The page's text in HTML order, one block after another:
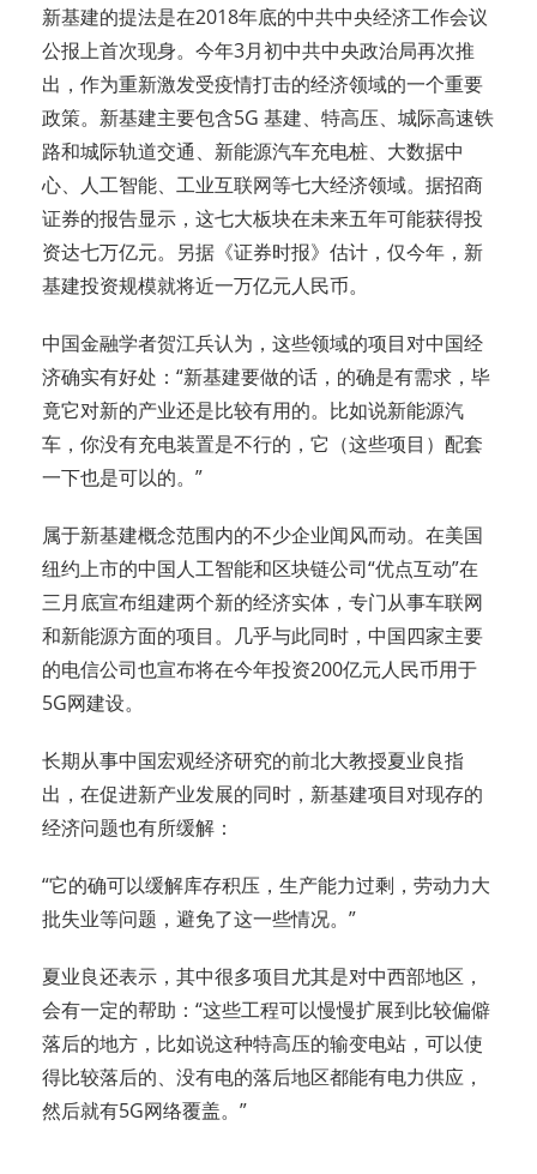
新基建的提法是在2018年底的中共中央经济工作会议
公报上首次现身。今年3月初中共中央政治局再次推
出，作为重新激发受疫情打击的经济领域的一个重要
政策。新基建主要包含5G 基建、特高压、城际高速铁
路和城际轨道交通、新能源汽车充电桩、大数据中
心、人工智能、工业互联网等七大经济领域。据招商
证券的报告显示，这七大板块在未来五年可能获得投
资达七万亿元。另据《证券时报》估计，仅今年，新
基建投资规模就将近一万亿元人民币。
中国金融学者贺江兵认为，这些领域的项目对中国经
济确实有好处：“新基建要做的话，的确是有需求，毕
竟它对新的产业还是比较有用的。比如说新能源汽
车，你没有充电装置是不行的，它（这些项目）配套
一下也是可以的。”
属于新基建概念范围内的不少企业闻风而动。在美国
纽约上市的中国人工智能和区块链公司“优点互动”在
三月底宣布组建两个新的经济实体，专门从事车联网
和新能源方面的项目。几乎与此同时，中国四家主要
的电信公司也宣布将在今年投资200亿元人民币用于
5G网建设。
长期从事中国宏观经济研究的前北大教授夏业良指
出，在促进新产业发展的同时，新基建项目对现存的
经济问题也有所缓解：
“它的确可以缓解库存积压，生产能力过剩，劳动力大
批失业等问题，避免了这一些情况。”
夏业良还表示，其中很多项目尤其是对中西部地区，
会有一定的帮助：“这些工程可以慢慢扩展到比较偏僻
落后的地方，比如说这种特高压的输变电站，可以使
得比较落后的、没有电的落后地区都能有电力供应，
然后就有5G网络覆盖。”